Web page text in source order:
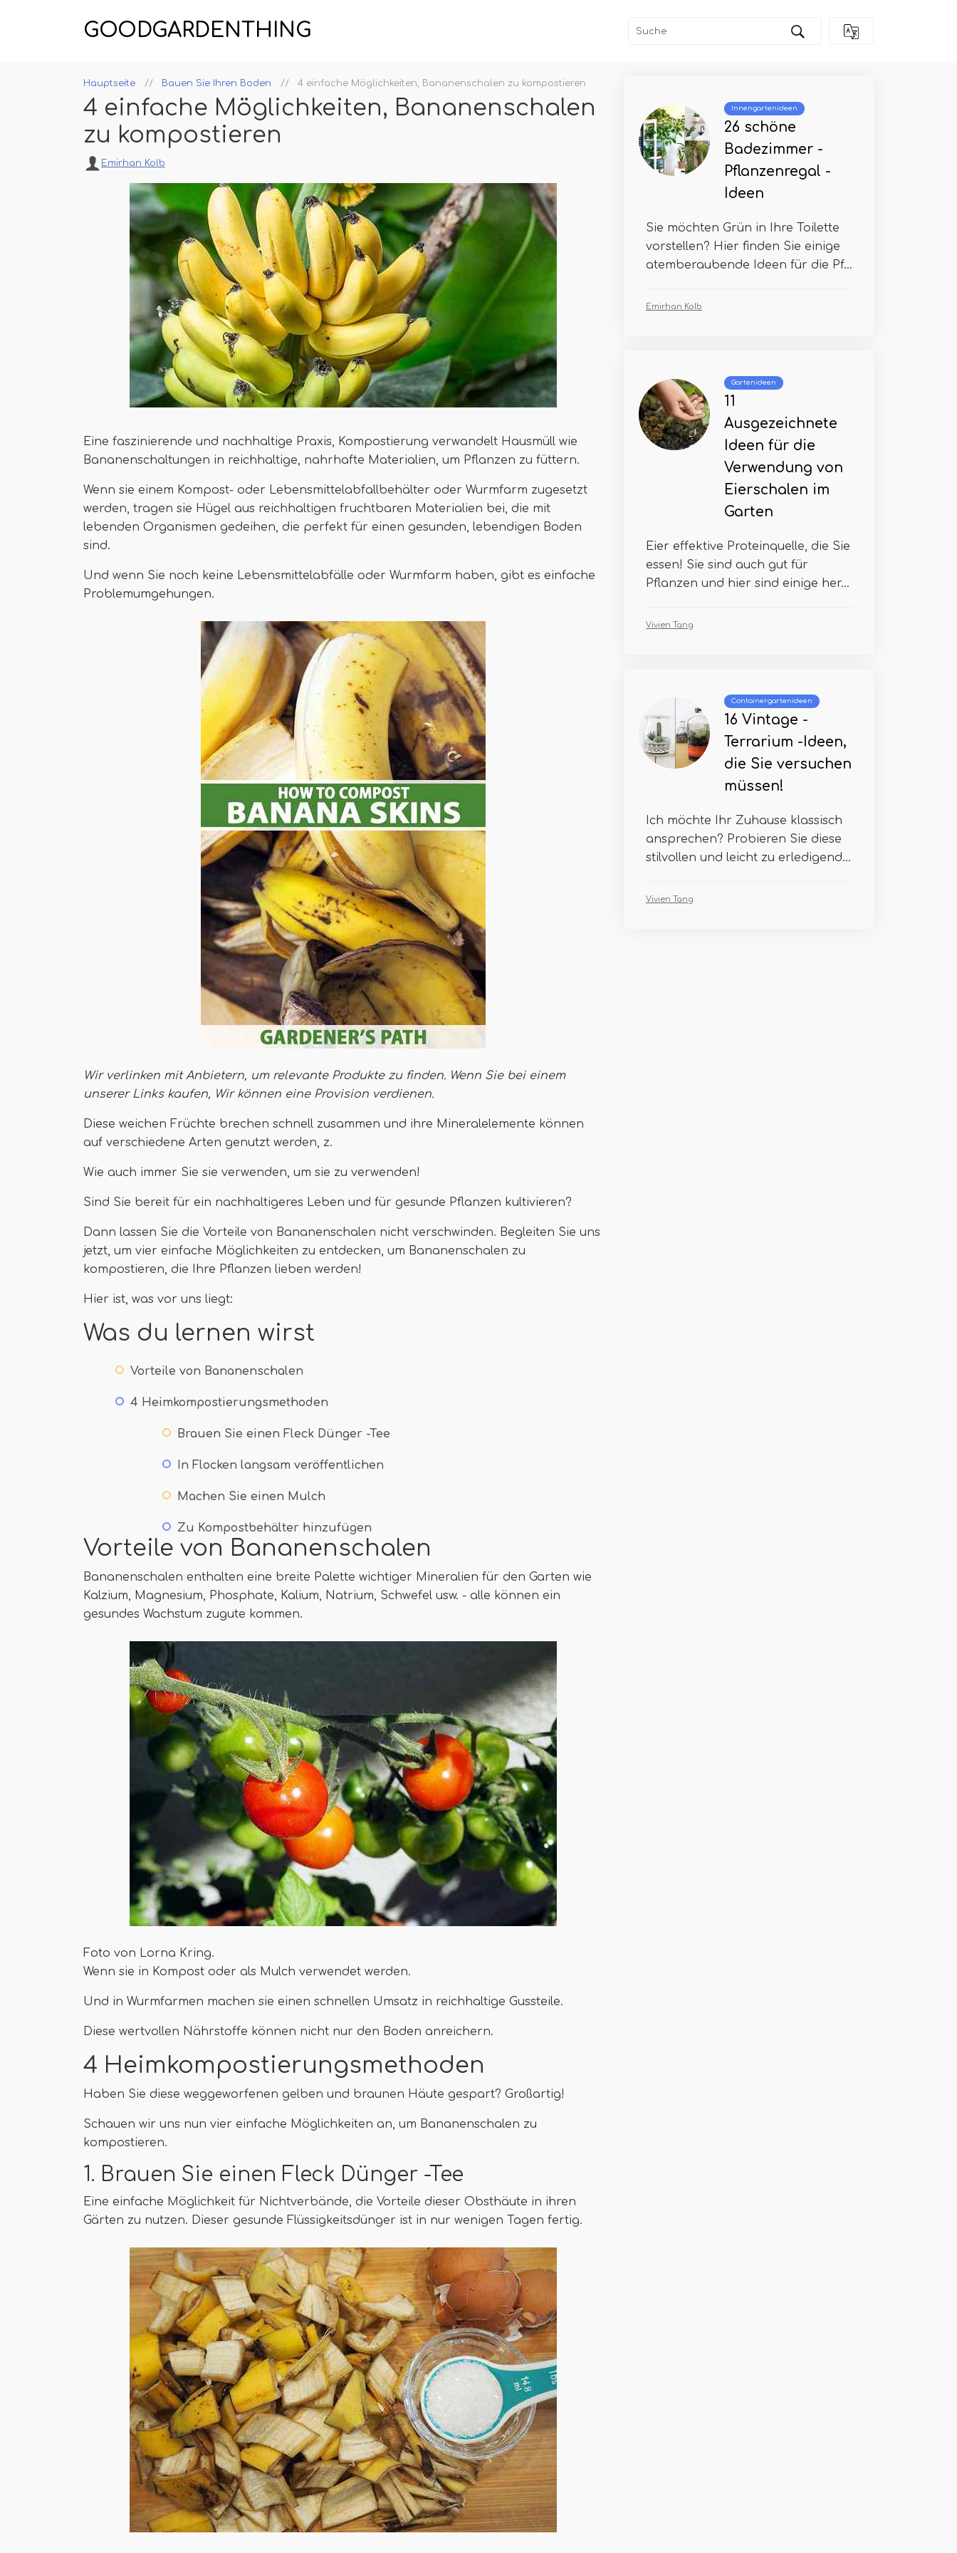
GOODGARDENTHING
Hauptseite Bauen Sie Ihren Boden 4 einfache Möglichkeiten, Bananenschalen zu kompostieren
4 einfache Möglichkeiten, Bananenschalen
zu kompostieren
Emirhan Kolb
Eine faszinierende und nachhaltige Praxis, Kompostierung verwandelt Hausmüll wie
Bananenschaltungen in reichhaltige, nahrhafte Materialien, um Pflanzen zu füttern.
Wenn sie einem Kompost- oder Lebensmittelabfallbehälter oder Wurmfarm zugesetzt
werden, tragen sie Hügel aus reichhaltigen fruchtbaren Materialien bei, die mit
lebenden Organismen gedeihen, die perfekt für einen gesunden, lebendigen Boden
sind.
Und wenn Sie noch keine Lebensmittelabfälle oder Wurmfarm haben, gibt es einfache
Problemumgehungen.
Wir verlinken mit Anbietern, um relevante Produkte zu finden. Wenn Sie bei einem
unserer Links kaufen, Wir können eine Provision verdienen.
Diese weichen Früchte brechen schnell zusammen und ihre Mineralelemente können
auf verschiedene Arten genutzt werden, z.
Wie auch immer Sie sie verwenden, um sie zu verwenden!
Sind Sie bereit für ein nachhaltigeres Leben und für gesunde Pflanzen kultivieren?
Dann lassen Sie die Vorteile von Bananenschalen nicht verschwinden. Begleiten Sie uns
jetzt, um vier einfache Möglichkeiten zu entdecken, um Bananenschalen zu
kompostieren, die Ihre Pflanzen lieben werden!
Hier ist, was vor uns liegt:
Was du lernen wirst
Vorteile von Bananenschalen
4 Heimkompostierungsmethoden
Brauen Sie einen Fleck Dünger -Tee
In Flocken langsam veröffentlichen
Machen Sie einen Mulch
Zu Kompostbehälter hinzufügen
Vorteile von Bananenschalen
Bananenschalen enthalten eine breite Palette wichtiger Mineralien für den Garten wie
Kalzium, Magnesium, Phosphate, Kalium, Natrium, Schwefel usw. - alle können ein
gesundes Wachstum zugute kommen.
Foto von Lorna Kring.
Wenn sie in Kompost oder als Mulch verwendet werden.
Und in Wurmfarmen machen sie einen schnellen Umsatz in reichhaltige Gussteile.
Diese wertvollen Nährstoffe können nicht nur den Boden anreichern.
4 Heimkompostierungsmethoden
Haben Sie diese weggeworfenen gelben und braunen Häute gespart? Großartig!
Schauen wir uns nun vier einfache Möglichkeiten an, um Bananenschalen zu
kompostieren.
1. Brauen Sie einen Fleck Dünger -Tee
Eine einfache Möglichkeit für Nichtverbände, die Vorteile dieser Obsthäute in ihren
Gärten zu nutzen. Dieser gesunde Flüssigkeitsdünger ist in nur wenigen Tagen fertig.
Innengartenideen
26 schöne
Badezimmer -
Pflanzenregal -
Ideen
Sie möchten Grün in Ihre Toilette
vorstellen? Hier finden Sie einige
atemberaubende Ideen für die Pf...
Emirhan Kolb
Gartenideen
11
Ausgezeichnete
Ideen für die
Verwendung von
Eierschalen im
Garten
Eier effektive Proteinquelle, die Sie
essen! Sie sind auch gut für
Pflanzen und hier sind einige her...
Vivien Tang
Containergartenideen
16 Vintage -
Terrarium -Ideen,
die Sie versuchen
müssen!
Ich möchte Ihr Zuhause klassisch
ansprechen? Probieren Sie diese
stilvollen und leicht zu erledigend...
Vivien Tang